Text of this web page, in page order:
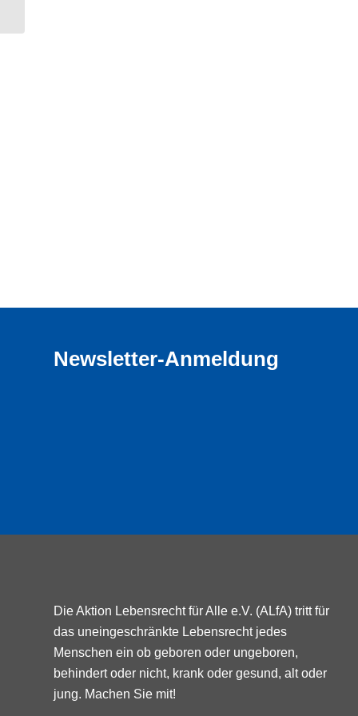
Newsletter-Anmeldung
Die Aktion Lebensrecht für Alle e.V. (ALfA) tritt für
das uneingeschränkte Lebensrecht jedes
Menschen ein ob geboren oder ungeboren,
behindert oder nicht, krank oder gesund, alt oder
jung. Machen Sie mit!